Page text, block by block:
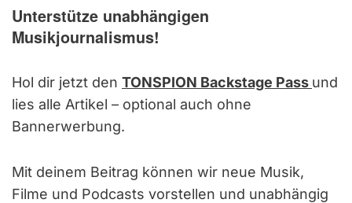
Unterstütze unabhängigen
Musikjournalismus!
Hol dir jetzt den TONSPION Backstage Pass und
lies alle Artikel – optional auch ohne
Bannerwerbung.
Mit deinem Beitrag können wir neue Musik,
Filme und Podcasts vorstellen und unabhängig